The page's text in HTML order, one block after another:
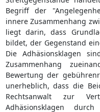
Begriff der
innere Zusammenhang
liegt darin, dass
bildet, der Gegenstand
Die Adhäsionsklagen
Zusammenhang
Bewertung der
unerheblich, dass die
Rechtsanwalt zur
Adhäsionsklagen